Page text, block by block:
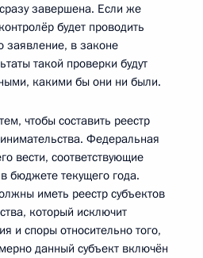
завершена. Если же
будет проводить
заявление, в законе
такой проверки будут
какими бы они ни были.
чтобы составить реестр
Федеральная
вести, соответствующие
бюджете текущего года.
иметь реестр субъектов
который исключит
и споры относительно того,
данный субъект включён